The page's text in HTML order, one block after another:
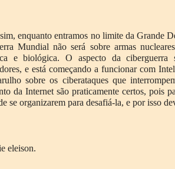
enquanto entramos no limite da Grande
Mundial não será sobre armas
e biológica. O aspecto da
e está começando a funcionar com
sobre os ciberataques que
da Internet são praticamente certos, pois
se organizarem para desafiá-la, e por isso
eleison.